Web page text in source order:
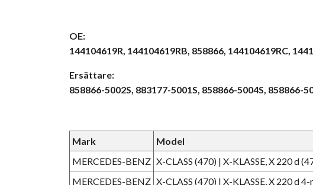
OE:
144104619R, 144104619RB, 858866, 144104619RC,
Ersättare:
858866-5002S, 883177-5001S, 858866-5004S, 858866-
Mark Model
MERCEDES-BENZ X-CLASS (470) | X-KLASSE, X 220 d
MERCEDES-BENZ X-CLASS (470) | X-KLASSE, X 220 d